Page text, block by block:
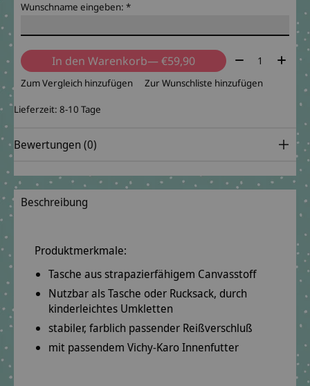
Wunschname eingeben: *
In den Warenkorb — €59,90 Menge:
Zum Vergleich hinzufügen Zur Wunschliste hinzufügen
Lieferzeit: 8-10 Tage
Bewertungen (0)
Beschreibung
Produktmerkmale:
Tasche ausstrapazierfähigem Canvasstoff
Nutzbar alsTasche oder Rucksack, durch
kinderleichtes Umkletten
stabiler, farblich passender Reißverschluß
mit passendem Vichy-Karo Innenfutter